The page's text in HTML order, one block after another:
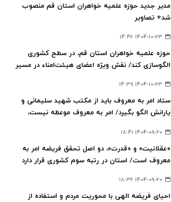
مدیر جدید حوزه‌ علمیه خواهران استان قم منصوب
شد+ تصاویر
۱۴۰۴-۱۰-۲۳ ۱۴:۴۶
حوزه‌ علمیه خواهران استان قم، در سطح کشوری
الگوسازی کند/ نقش ویژه اعضای هیئت‌امناء در مسیر
۱۴۰۴-۱۰-۲۳ ۱۴:۳۹
ستاد امر به معروف باید از مکتب شهید سلیمانی و
یارانش الگو بگیرد/ امر به معروف موعظه نیست،
۱۴۰۴-۰۹-۲۰ ۱۸:۴۱
«عقلانیت» و «قدرت»، دو اصل تحقق فریضه امر به
معروف است/ استان در رتبه سوم کشوری قرار دارد
۱۴۰۴-۰۹-۲۰ ۱۸:۳۶
احیای فریضه الهی با محوریت مردم و استفاده از